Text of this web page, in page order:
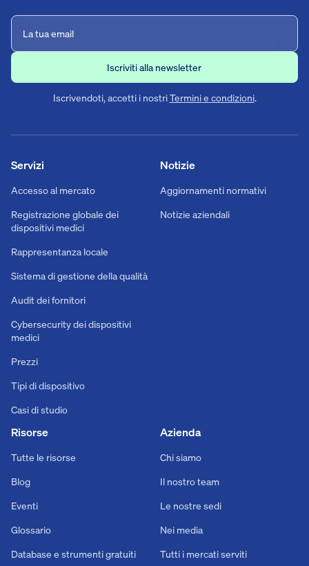
Iscrivendoti, accetti i nostriTermini e condizioni.
Notizie
Aggiornamenti normativi
Notizie aziendali
Servizi
Accesso al mercato
Registrazione globale dei
dispositivi medici
Rappresentanza locale
Sistema di gestione della qualità
Audit dei fornitori
Cybersecurity dei dispositivi
medici
Prezzi
Tipi di dispositivo
Casi di studio
Risorse
Tutte le risorse
Blog
Eventi
Glossario
Database e strumenti gratuiti
Azienda
Chi siamo
Il nostro team
Le nostre sedi
Nei media
Tutti i mercati serviti